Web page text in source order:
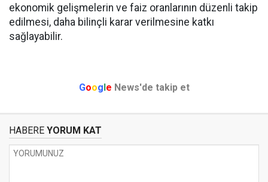
ekonomik gelişmelerin ve faiz oranlarının düzenli takip
edilmesi, daha bilinçli karar verilmesine katkı
sağlayabilir.
Google News'de takip et
HABERE YORUM KAT